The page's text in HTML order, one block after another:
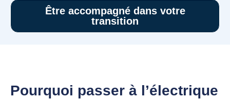
Être accompagné dans votre
transition
Pourquoi passer à l’électrique